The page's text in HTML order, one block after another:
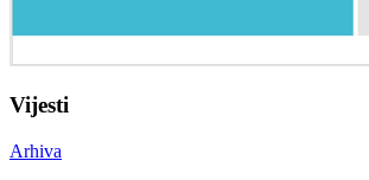
Vijesti
Arhiva